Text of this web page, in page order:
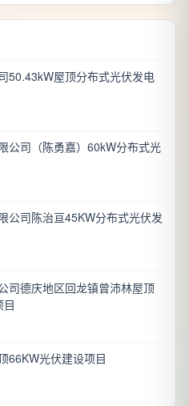
50.43kW屋顶分布式光伏发电
公司（陈勇嘉）60kW分布式光
公司陈治亘45KW分布式光伏发
司德庆地区回龙镇曾沛林屋顶
66KW光伏建设项目